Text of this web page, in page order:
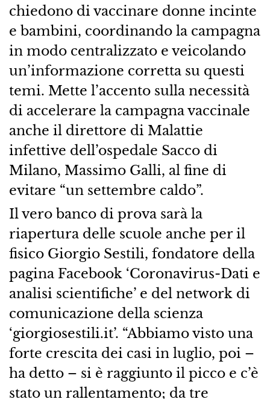
chiedono di vaccinare donne incinte
e bambini, coordinando la campagna
in modo centralizzato e veicolando
un’informazione corretta su questi
temi. Mette l’accento sulla necessità
di accelerare la campagna vaccinale
anche il direttore di Malattie
infettive dell’ospedale Sacco di
Milano, Massimo Galli, al fine di
evitare “un settembre caldo”.
Il vero banco di prova sarà la
riapertura delle scuole anche per il
fisico Giorgio Sestili, fondatore della
pagina Facebook ‘Coronavirus-Dati e
analisi scientifiche’ e del network di
comunicazione della scienza
‘giorgiosestili.it’. “Abbiamo visto una
forte crescita dei casi in luglio, poi –
ha detto – si è raggiunto il picco e c’è
stato un rallentamento; da tre